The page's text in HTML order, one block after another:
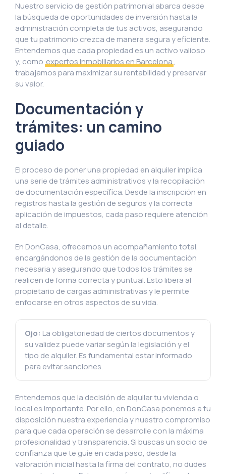
Nuestro servicio de gestión patrimonial abarca desde
la búsqueda de oportunidades de inversión hasta la
administración completa de tus activos, asegurando
que tu patrimonio crezca de manera segura y eficiente.
Entendemos que cada propiedad es un activo valioso
y, como expertos inmobiliarios en Barcelona,
trabajamos para maximizar su rentabilidad y preservar
su valor.
Documentación y
trámites: un camino
guiado
El proceso de poner una propiedad en alquiler implica
una serie de trámites administrativos y la recopilación
de documentación específica. Desde la inscripción en
registros hasta la gestión de seguros y la correcta
aplicación de impuestos, cada paso requiere atención
al detalle.
En DonCasa, ofrecemos un acompañamiento total,
encargándonos de la gestión de la documentación
necesaria y asegurando que todos los trámites se
realicen de forma correcta y puntual. Esto libera al
propietario de cargas administrativas y le permite
enfocarse en otros aspectos de su vida.
Ojo: La obligatoriedad de ciertos documentos y
su validez puede variar según la legislación y el
tipo de alquiler. Es fundamental estar informado
para evitar sanciones.
Entendemos que la decisión de alquilar tu vivienda o
local es importante. Por ello, en DonCasa ponemos a tu
disposición nuestra experiencia y nuestro compromiso
para que cada operación se desarrolle con la máxima
profesionalidad y transparencia. Si buscas un socio de
confianza que te guíe en cada paso, desde la
valoración inicial hasta la firma del contrato, no dudes